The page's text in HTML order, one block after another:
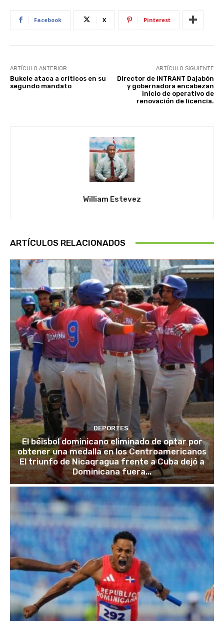
Facebook X Pinterest
ARTÍCULO ANTERIOR
Bukele ataca a críticos en su
segundo mandato
ARTÍCULO SIGUIENTE
Director de INTRANT Dajabón
y gobernadora encabezan
inicio de operativo de
renovación de licencia.
William Estevez
ARTÍCULOS RELACIONADOS
DEPORTES
El béisbol dominicano eliminado de optar por
obtener una medalla en los Centroamericanos
El triunfo de Nicaqragua frente a Cuba dejó a
Dominicana fuera...